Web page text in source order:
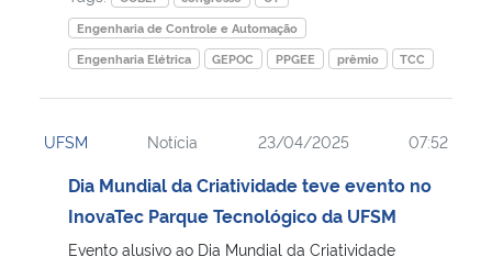
Engenharia de Controle e Automação
Engenharia Elétrica
GEPOC PPGEE prêmio TCC
UFSM Notícia 23/04/2025 07:52
Dia Mundial da Criatividade teve evento no
InovaTec Parque Tecnológico da UFSM
Evento alusivo ao Dia Mundial da Criatividade